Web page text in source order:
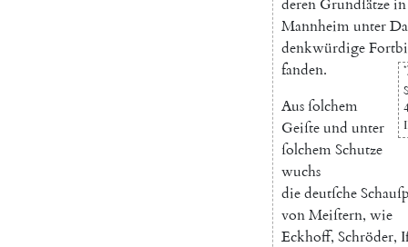
deren Grundſätzein
Mannheimunter
denkwürdige
fanden.
Ausſolchem
Geiſteund unter
ſolchemSchutze
wuchs
diedeutſche
vonMeiſtern, wie
Eckhoff, Schröder,